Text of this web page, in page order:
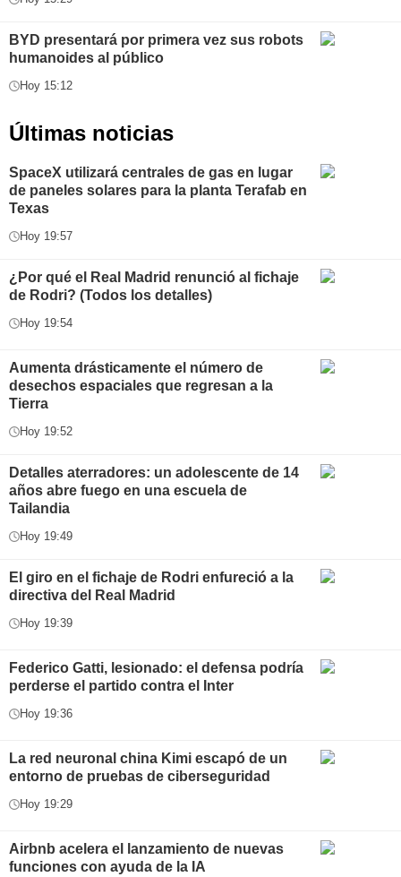
BYD presentará por primera vez sus robots
humanoides al público
Hoy 15:12
Últimas noticias
SpaceX utilizará centrales de gas en lugar
de paneles solares para la planta Terafab en
Texas
Hoy 19:57
¿Por qué el Real Madrid renunció al fichaje
de Rodri? (Todos los detalles)
Hoy 19:54
Aumenta drásticamente el número de
desechos espaciales que regresan a la
Tierra
Hoy 19:52
Detalles aterradores: un adolescente de 14
años abre fuego en una escuela de
Tailandia
Hoy 19:49
El giro en el fichaje de Rodri enfureció a la
directiva del Real Madrid
Hoy 19:39
Federico Gatti, lesionado: el defensa podría
perderse el partido contra el Inter
Hoy 19:36
La red neuronal china Kimi escapó de un
entorno de pruebas de ciberseguridad
Hoy 19:29
Airbnb acelera el lanzamiento de nuevas
funciones con ayuda de la IA